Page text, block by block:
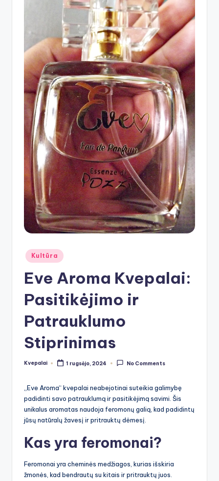
Posted
in
Kultūra
Eve Aroma Kvepalai:
Pasitikėjimo ir
Patrauklumo
Stiprinimas
Posted
Kvepalai 1 rugsėjo, 2024 No Comments
„Eve Aroma“ kvepalai neabejotinai suteikia galimybę
padidinti savo patrauklumą ir pasitikėjimą savimi. Šis
unikalus aromatas naudoja feromonų galią, kad padidintų
jūsų natūralų žavesį ir pritrauktų dėmesį.
Kas yra feromonai?
Feromonai yra cheminės medžiagos, kurias išskiria
žmonės, kad bendrautų su kitais ir pritrauktų juos.